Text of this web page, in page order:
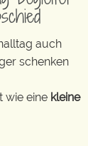
auch
schenken
wie eine kleine